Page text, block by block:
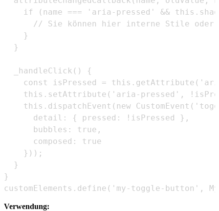
customElements.define('my-toggle-button',
Verwendung: